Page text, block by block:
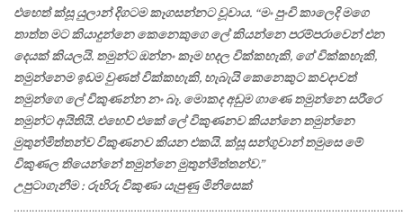
එහෙත් ක්සූ යුලාන් දිගටම කෑගසන්නට වූවාය. “මං පුංචි කාලෙදි මගෙ
තාත්ත මට කියාදුන්නෙ කෙනෙකුගෙ ලේ කියන්නෙ පරම්පරාවෙන් එන
දෙයක් කියලයි. තමුන්ට ඔන්නං කෑම හදල වික්කහැකි, ගේ වික්කහැකි,
තමුන්නෙම ඉඩම වුණත් වික්කහැකි, හැබැයි කෙනෙකුට කවදාවත්
තමුන්ගෙ ලේ විකුණන්න නං බෑ. මොකද අඩුම ගාණෙ තමුන්නෙ සරීරෙ
තමුන්ට අයිතියි. එහෙව් එකේ ලේ විකුණනව කියන්නෙ තමුන්නෙ
මුතුන්මිත්තන්ව විකුණනව කියන එකයි. ක්සූ සන්ගුවාන් තමුසෙ මේ
විකුණල තියෙන්නේ තමුන්නෙ මුතුන්මිත්තන්ව.”
උපුටාගැනීම : රුහිරු විකුණා යැපුණු මිනිසෙක්